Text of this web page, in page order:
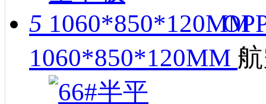
5
1060*850*120MM